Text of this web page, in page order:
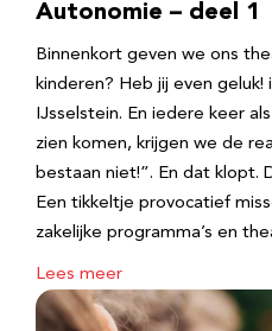
Autonomie – deel 1
Binnenkort geven we ons
kinderen? Heb jij even
IJsselstein. En iedere keer
zien komen, krijgen we de
bestaan niet!”. En dat klopt.
Een tikkeltje provocatief
zakelijke programma’s en
Lees meer